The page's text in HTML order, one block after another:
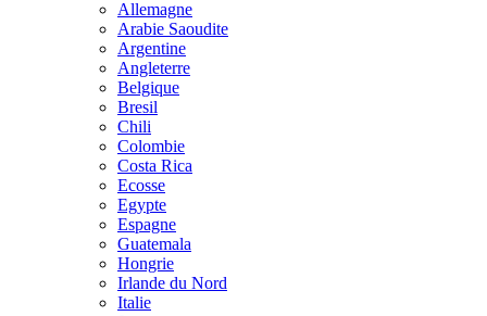
Allemagne
Arabie Saoudite
Argentine
Angleterre
Belgique
Bresil
Chili
Colombie
Costa Rica
Ecosse
Egypte
Espagne
Guatemala
Hongrie
Irlande du Nord
Italie